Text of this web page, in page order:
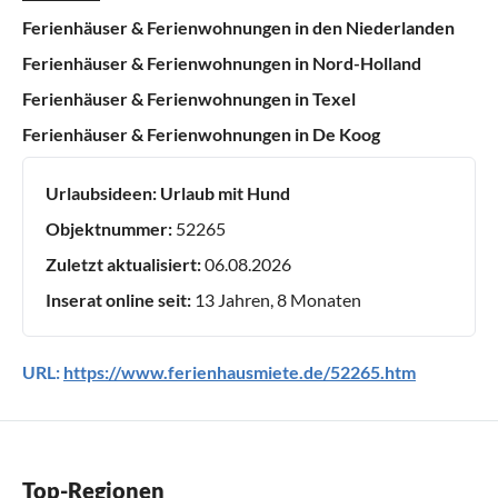
Ferienhäuser & Ferienwohnungen in den Niederlanden
Ferienhäuser & Ferienwohnungen in Nord-Holland
Ferienhäuser & Ferienwohnungen in Texel
Ferienhäuser & Ferienwohnungen in De Koog
Urlaubsideen: Urlaub mit Hund
Objektnummer: 52265
Zuletzt aktualisiert:06.08.2026
Inserat online seit: 13 Jahren, 8 Monaten
URL: https://www.ferienhausmiete.de/52265.htm
Top-Regionen